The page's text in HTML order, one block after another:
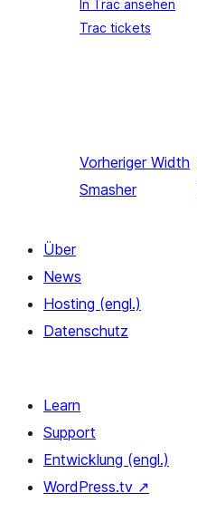
In Trac ansehen
Trac tickets
Vorheriger Width
Smasher
Über
News
Hosting (engl.)
Datenschutz
Learn
Support
Entwicklung (engl.)
WordPress.tv ↗